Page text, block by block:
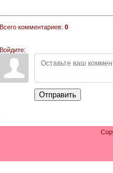
Всего комментариев: 0
Войдите:
Отправить